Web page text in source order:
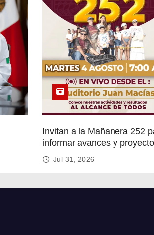
Invitan a la Mañanera 252
informar avances y
Altamira
Jul 31, 2026